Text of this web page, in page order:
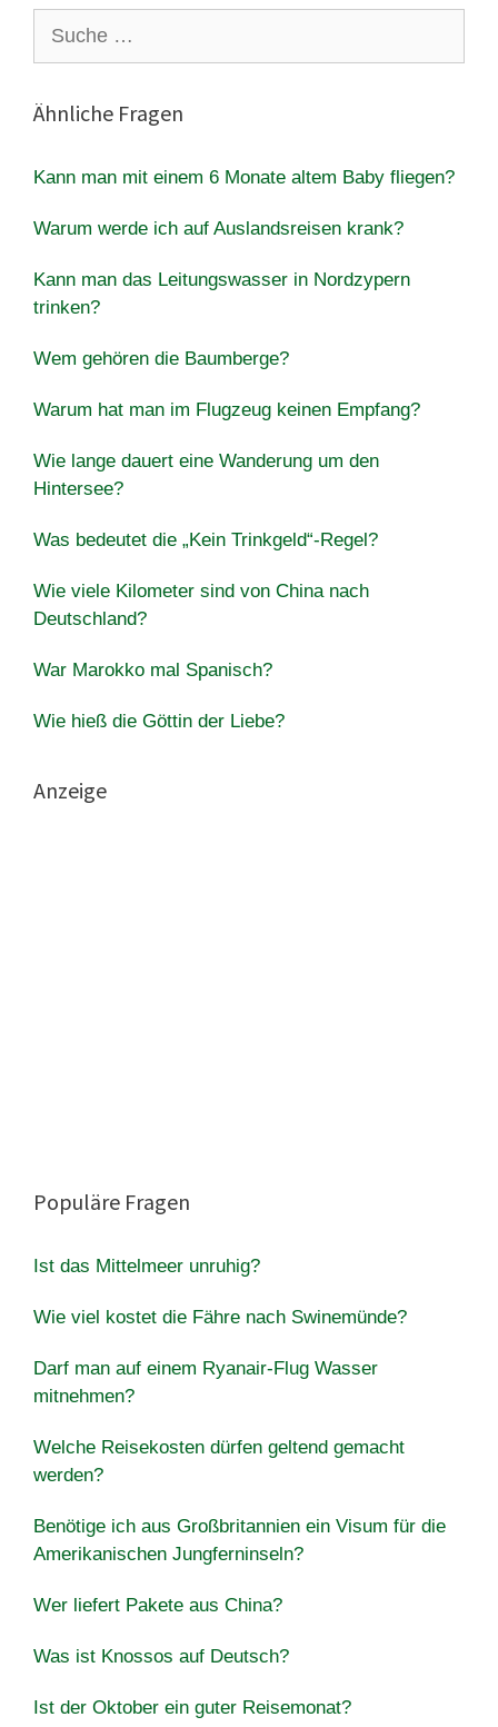
nach:
Ähnliche Fragen
Kann man mit einem 6 Monate altem Baby fliegen?
Warum werde ich auf Auslandsreisen krank?
Kann man das Leitungswasser in Nordzypern
trinken?
Wem gehören die Baumberge?
Warum hat man im Flugzeug keinen Empfang?
Wie lange dauert eine Wanderung um den
Hintersee?
Was bedeutet die „Kein Trinkgeld“-Regel?
Wie viele Kilometer sind von China nach
Deutschland?
War Marokko mal Spanisch?
Wie hieß die Göttin der Liebe?
Anzeige
Populäre Fragen
Ist das Mittelmeer unruhig?
Wie viel kostet die Fähre nach Swinemünde?
Darf man auf einem Ryanair-Flug Wasser
mitnehmen?
Welche Reisekosten dürfen geltend gemacht
werden?
Benötige ich aus Großbritannien ein Visum für die
Amerikanischen Jungferninseln?
Wer liefert Pakete aus China?
Was ist Knossos auf Deutsch?
Ist der Oktober ein guter Reisemonat?